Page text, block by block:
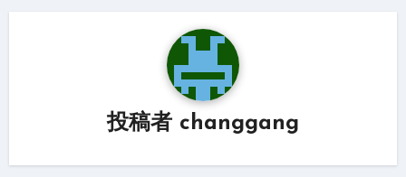
投稿者 changgang